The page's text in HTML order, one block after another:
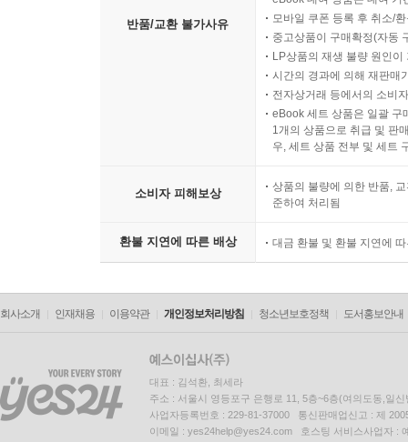
반품/교환 불가사유
모바일 쿠폰 등록 후 취소/
중고상품이 구매확정(자동
LP상품의 재생 불량 원인
시간의 경과에 의해 재판매
전자상거래 등에서의 소비
eBook 세트 상품은 일괄 구
1개의 상품으로 취급 및 판
우, 세트 상품 전부 및 세트
소비자 피해보상
상품의 불량에 의한 반품,
준하여 처리됨
환불 지연에 따른 배상 대금 환불 및 환불 지연에
회사소개 인재채용 이용약관 개인정보처리방침 청소년보호정책 도서홍보안내
대표 : 김석환, 최세라
주소 : 서울시 영등포구 은행로 11, 5층~6층(여의도동,일신
사업자등록번호 : 229-81-37000 통신판매업신고 : 제
이메일 : yes24help@yes24.com 호스팅 서비스사업자 :